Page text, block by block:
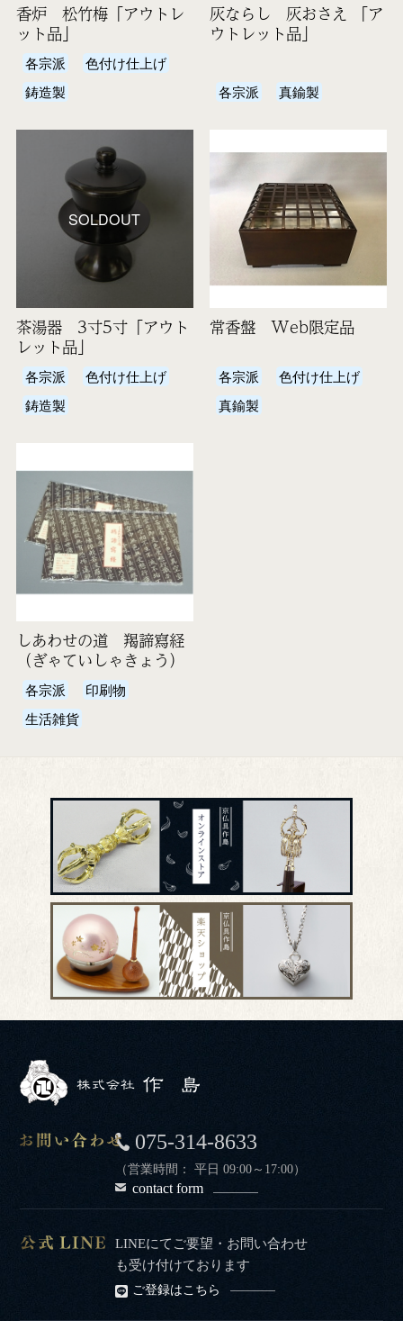
香炉 松竹梅「アウトレ
ット品」
各宗派
色付け仕上げ
鋳造製
灰ならし 灰おさえ 「ア
ウトレット品」
各宗派 真鍮製
SOLDOUT
茶湯器 3寸5寸「アウト
レット品」
各宗派
色付け仕上げ
鋳造製
常香盤 Web限定品
各宗派
色付け仕上げ
真鍮製
しあわせの道 羯諦寫経
（ぎゃていしゃきょう）
各宗派
印刷物
生活雑貨
075-314-8633
（営業時間： 平日 09:00～17:00）
contact form
LINEにてご要望・お問い合わせ
も受け付けております
ご登録はこちら